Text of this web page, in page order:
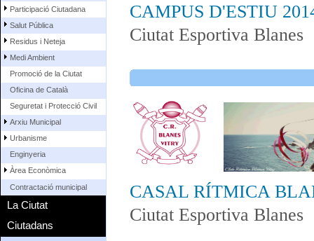
Participació Ciutadana
Salut Pública
Residus i Neteja
Medi Ambient
Promoció de la Ciutat
Oficina de Català
Seguretat i Protecció Civil
Arxiu Municipal
Urbanisme
Enginyeria
Àrea Econòmica
Contractació municipal
La Ciutat
Ciutadans
CAMPUS D'ESTIU
Ciutat Esportiva Blanes
CASAL RÍTMICA
Ciutat Esportiva Blanes